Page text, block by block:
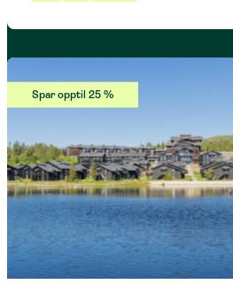
Spar opptil 25 %